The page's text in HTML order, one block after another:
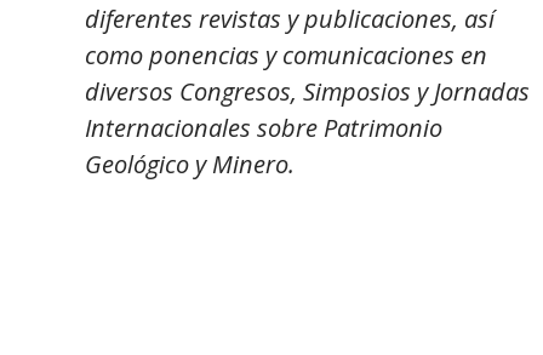
diferentes revistas y publicaciones, así
como ponencias y comunicaciones en
diversos Congresos, Simposios y Jornadas
Internacionales sobre Patrimonio
Geológico y Minero.